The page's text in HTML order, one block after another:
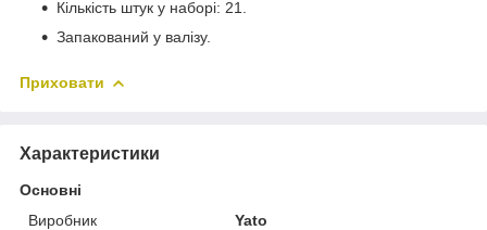
Кількість штук у наборі: 21.
Запакований у валізу.
Приховати
Характеристики
Основні
Виробник
Yato